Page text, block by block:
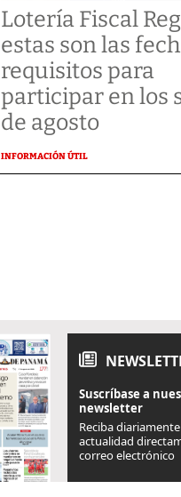
Lotería Fiscal
estas son las
requisitos para
participar en los
de agosto
INFORMACIÓN ÚTIL
Suscríbase a
newsletter
Reciba
actualidad
correo electrónico